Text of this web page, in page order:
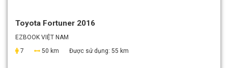
Toyota Fortuner 2016
EZBOOK VIỆT NAM
7
50 km Được sử dụng: 55 km